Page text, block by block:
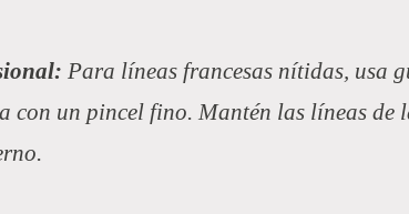
Para líneas francesas nítidas, usa
con un pincel fino. Mantén las líneas de